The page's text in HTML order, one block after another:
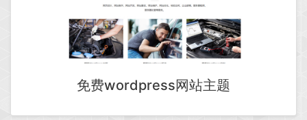
免费wordpress网站主题